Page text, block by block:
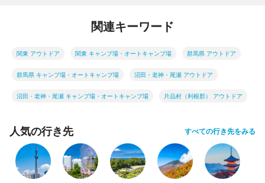
関連キーワード
関東 アウトドア 関東 キャンプ場・オートキャンプ場 群馬県 アウトドア
群馬県 キャンプ場・オートキャンプ場 沼田・老神・尾瀬 アウトドア
沼田・老神・尾瀬 キャンプ場・オートキャンプ場 片品村（利根郡） アウトドア
人気の行き先 すべての行き先をみる